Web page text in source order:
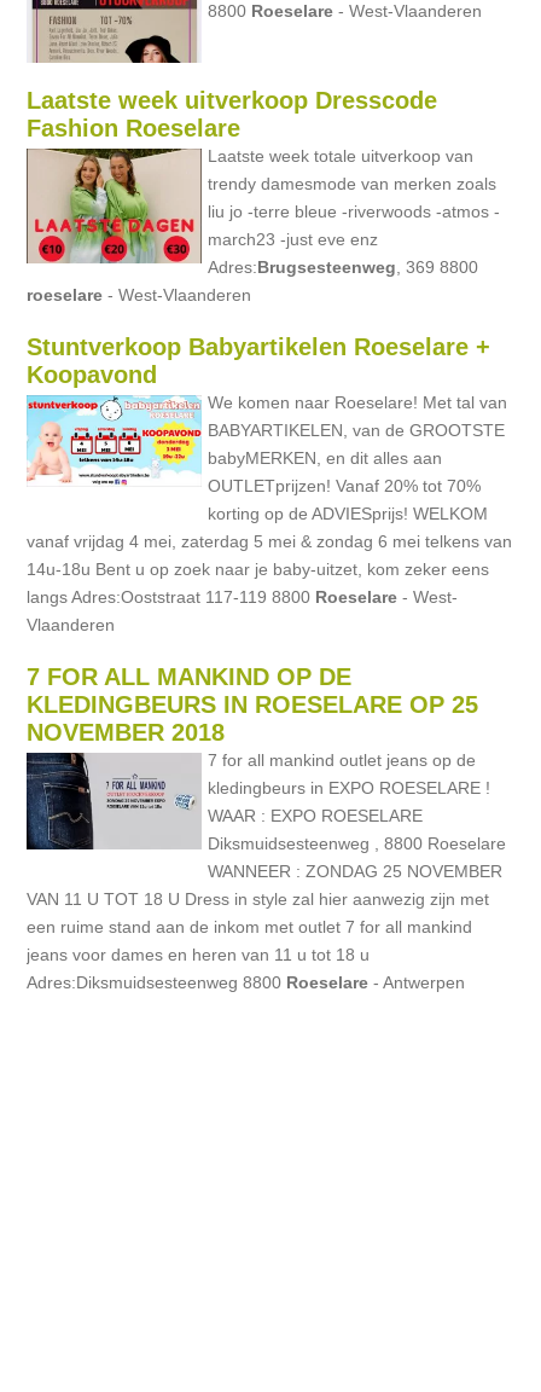
8800 Roeselare - West-Vlaanderen
Laatste week uitverkoop Dresscode
Fashion Roeselare
Laatste week totale uitverkoop van
trendy damesmode van merken zoals
liu jo -terre bleue -riverwoods -atmos -
march23 -just eve enz
Adres:Brugsesteenweg , 369 8800
roeselare - West-Vlaanderen
Stuntverkoop Babyartikelen Roeselare +
Koopavond
We komen naar Roeselare! Met tal van
BABYARTIKELEN, van de GROOTSTE
babyMERKEN, en dit alles aan
OUTLETprijzen! Vanaf 20% tot 70%
korting op de ADVIESprijs! WELKOM
vanaf vrijdag 4 mei, zaterdag 5 mei & zondag 6 mei telkens van
14u-18u Bent u op zoek naar je baby-uitzet, kom zeker eens
langs Adres:Ooststraat 117-119 8800 Roeselare - West-
Vlaanderen
7 FOR ALL MANKIND OP DE
KLEDINGBEURS IN ROESELARE OP 25
NOVEMBER 2018
7 for all mankind outlet jeans op de
kledingbeurs in EXPO ROESELARE !
WAAR : EXPO ROESELARE
Diksmuidsesteenweg , 8800 Roeselare
WANNEER : ZONDAG 25 NOVEMBER
VAN 11 U TOT 18 U Dress in style zal hier aanwezig zijn met
een ruime stand aan de inkom met outlet 7 for all mankind
jeans voor dames en heren van 11 u tot 18 u
Adres:Diksmuidsesteenweg 8800 Roeselare - Antwerpen